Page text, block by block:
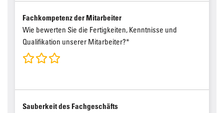
Fachkompetenz der Mitarbeiter
Wie bewerten Sie die Fertigkeiten, Kenntnisse und
Qualifikation unserer Mitarbeiter?*
Sauberkeit des Fachgeschäfts